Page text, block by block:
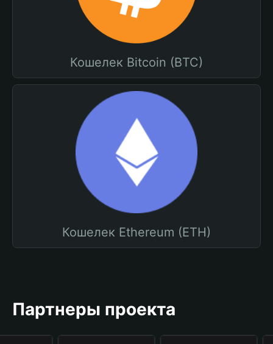
Кошелек Bitcoin (BTC)
Кошелек Ethereum (ETH)
Партнеры проекта